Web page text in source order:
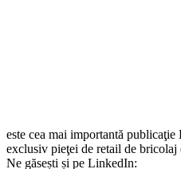
este cea mai importantă
exclusiv pieţei de retail de
Ne găsești și pe LinkedIn: